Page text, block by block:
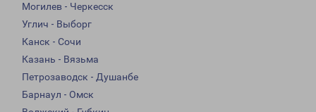
Могилев - Черкесск
Углич - Выборг
Канск - Сочи
Казань - Вязьма
Петрозаводск - Душанбе
Барнаул - Омск